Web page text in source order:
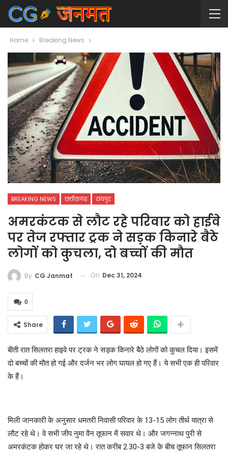
Home Breaking News
BREAKING NEWS छत्तीसगढ़ रायपुर
अमरकंटक से लौट रहे परिवार को हाईवे
पर तेज रफ्तार ट्रक ने सड़क किनारे बैठे
लोगों को कुचला, दो बच्चों की मौत
By CG Janmat On Dec 31, 2024
0
Share
बीती रात सिलतरा हाइवे पर ट्रक ने सड़क किनारे बैठे लोगों को कुचल दिया। इसमें
दो बच्चों की मौत हो गई और दर्जन भर लोग घायल हो गए हैं। ये सभी एक ही परिवार
के हैं।
मिली जानकारी के अनुसार धमतरी निवासी परिवार के 13-15 लोग तीर्थ यात्रा से
लौट रहे थे। वे सभी जीप नुमा वैन तूफान में सवार थे। और जगन्नाथ पुरी से
अमरकंटक होकर घर जा रहे थे। रात करीब 2.30-3 बजे के बीच तूफान सिलतरा